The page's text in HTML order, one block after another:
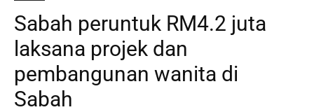
Sabah peruntuk RM4.2 juta
laksana projek dan
pembangunan wanita di
Sabah